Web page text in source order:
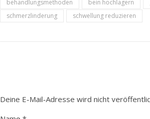
behandlungsmethoden bein hochlagern
schmerzlinderung
schwellung reduzieren
Deine E-Mail-Adresse wird nicht